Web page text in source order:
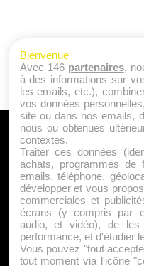
A
Qui
Bienvenue
Avec 146 partenaires,
à des informations sur
les emails, etc.),
vos données
site ou dans nos emails,
nous ou obtenues
contextes.
Traiter ces données
achats, programmes de
emails, téléphone,
développer et vous
commerciales et
écrans (y compris par
audio, et vidéo), de les
performance, et d'étudier
Vous pouvez "tout
tout moment via l'icône